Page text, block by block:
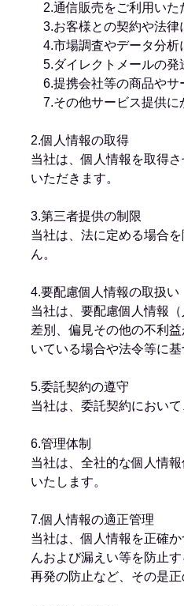
2.通信販売をご利用いた
3.お客様との契約や法律
4.市場調査やデータ分析
5.ダイレクトメールの発
6.提携会社等の商品やサ
7.その他サービス提供に
2.個人情報の取得
当社は、個人情報を取得
いただきます。
3.第三者提供の制限
当社は、法に定める場合
ん。
4.要配慮個人情報の取扱い
当社は、要配慮個人情報
差別、偏見その他の不利
いている場合や法令等に
5.委託契約の遵守
当社は、委託契約におい
6.管理体制
当社は、全社的な個人情
いたします。
7.個人情報の適正管理
当社は、個人情報を正確
んおよび漏えい等を防止
再発の防止など、その是